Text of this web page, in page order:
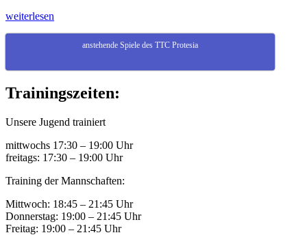
„Ergebnisse
weiterlesen
anstehende Spiele des TTC Protesia
Trainingszeiten:
Unsere Jugend trainiert
mittwochs 17:30 – 19:00 Uhr
freitags: 17:30 – 19:00 Uhr
Training der Mannschaften:
Mittwoch: 18:45 – 21:45 Uhr
Donnerstag: 19:00 – 21:45 Uhr
Freitag: 19:00 – 21:45 Uhr